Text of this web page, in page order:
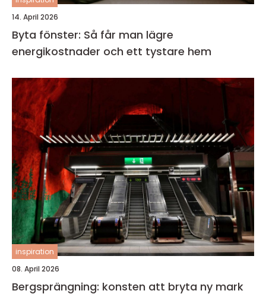
14. April 2026
Byta fönster: Så får man lägre
energikostnader och ett tystare hem
inspiration
08. April 2026
Bergsprängning: konsten att bryta ny mark